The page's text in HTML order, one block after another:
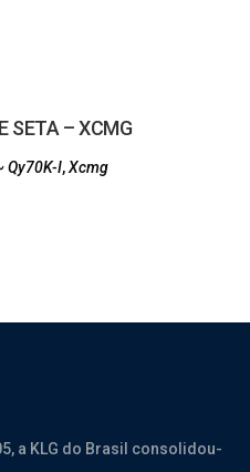
SETA – XCMG
Qy70K-I,Xcmg
a KLG do Brasil consolidou-